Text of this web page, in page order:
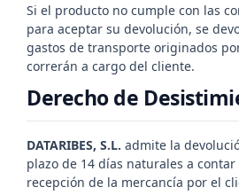
Si el producto no cumple con las
para aceptar su devolución, se
gastos de transporte originados
correrán a cargo del cliente.
Derecho de
DATARIBES, S.L. admite la
plazo de 14 días naturales a
recepción de la mercancía por el